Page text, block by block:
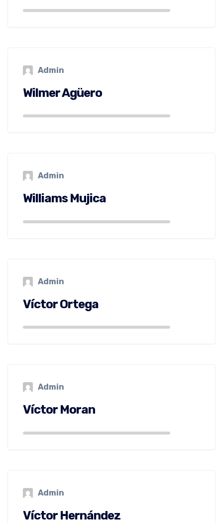
Admin
Wilmer Agüero
Admin
Williams Mujica
Admin
Víctor Ortega
Admin
Víctor Moran
Admin
Víctor Hernández